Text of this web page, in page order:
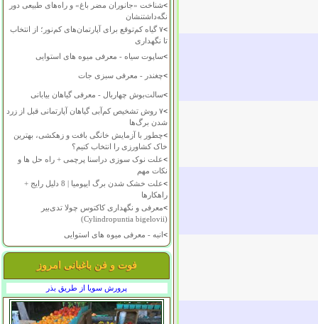
>شناخت «جانوران مضر باغ» و راه‌های طبیعی دور
نگه‌داشتنشان
>
۷ گیاه کم‌توقع برای آپارتمان‌های کم‌نور؛ از انتخاب
تا نگهداری
>ساپوت سیاه - معرفی میوه های استوایی
>چغندر - معرفی سبزی جات
>سالت‌بوش چهاربال - معرفی گیاهان بیابانی
>
۷ روش تشخیص کم‌آبی گیاهان آپارتمانی قبل از زرد
شدن برگ‌ها
>چطور با آزمایش خانگی بافت و زهکشی، بهترین
خاک کشاورزی را انتخاب کنیم؟
>علت نوک سوزی دراسنا پرچمی + راه حل ها و
نکات مهم
>
علت خشک شدن برگ ایپومیا | 8 دلیل رایج +
راهکارها
>معرفی و نگهداری کاکتوس چولا تدی‌بیر
(Cylindropuntia bigelovii)
>انبه - معرفی میوه های استوایی
فوت و فن باغبانی امروز
پرورش سویا از طریق بذر